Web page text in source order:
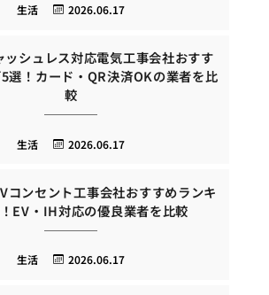
2026.06.17
生活
ッシュレス対応電気工事会社おすす
選！カード・QR決済OKの業者を比
較
2026.06.17
生活
コンセント工事会社おすすめランキ
EV・IH対応の優良業者を比較
2026.06.17
生活